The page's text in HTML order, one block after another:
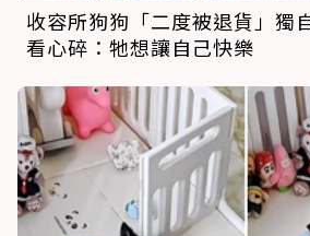
收容所狗狗「二度被退貨」獨
看心碎：牠想讓自己快樂